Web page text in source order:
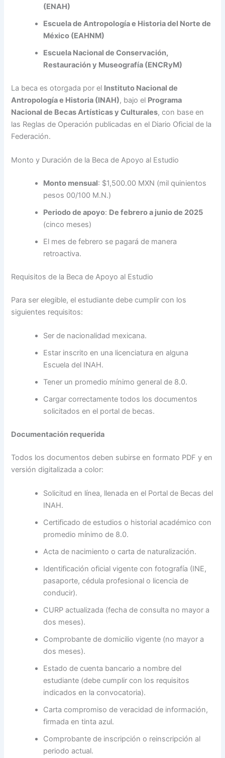
(ENAH)
Escuela de Antropología e Historia del Norte de
México (EAHNM)
Escuela Nacional de Conservación,
Restauración y Museografía (ENCRyM)
La beca es otorgada por el Instituto Nacional de
Antropología e Historia (INAH), bajo el Programa
Nacional de Becas Artísticas y Culturales, con base en
las Reglas de Operación publicadas en el Diario Oficial de la
Federación.
Monto y Duración de la Beca de Apoyo al Estudio
Monto mensual: $1,500.00 MXN (mil quinientos
pesos 00/100 M.N.)
Periodo de apoyo: De febrero a junio de 2025
(cinco meses)
El mes de febrero se pagará de manera
retroactiva.
Requisitos de la Beca de Apoyo al Estudio
Para ser elegible, el estudiante debe cumplir con los
siguientes requisitos:
Ser de nacionalidad mexicana.
Estar inscrito en una licenciatura en alguna
Escuela del INAH.
Tener un promedio mínimo general de 8.0.
Cargar correctamente todos los documentos
solicitados en el portal de becas.
Documentación requerida
Todos los documentos deben subirse en formato PDF y en
versión digitalizada a color:
Solicitud en línea, llenada en el Portal de Becas del
INAH.
Certificado de estudios o historial académico con
promedio mínimo de 8.0.
Acta de nacimiento o carta de naturalización.
Identificación oficial vigente con fotografía (INE,
pasaporte, cédula profesional o licencia de
conducir).
CURP actualizada (fecha de consulta no mayor a
dos meses).
Comprobante de domicilio vigente (no mayor a
dos meses).
Estado de cuenta bancario a nombre del
estudiante (debe cumplir con los requisitos
indicados en la convocatoria).
Carta compromiso de veracidad de información,
firmada en tinta azul.
Comprobante de inscripción o reinscripción al
periodo actual.